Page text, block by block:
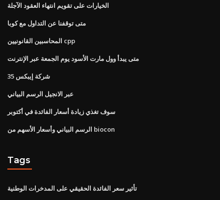
الخيارات على تقويم انتهاء العقود الآجلة
متى توقفنا عن التداول مع كوبا
المحاسبين القانونيين cpp
متى يبدأ وول مارت الأسود يوم الجمعة عبر الإنترنت
35 شركة إيبكس
عبر الانجيل الرسم البياني
سوف تغذي زيادة أسعار الفائدة في أكتوبر
الرسم البياني وأسعار الأسهم من biocon
Tags
تأثير سعر الفائدة الحقيقي على المدخرات الوطنية